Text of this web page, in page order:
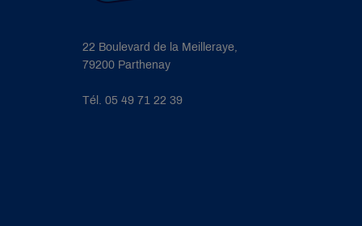
22 Boulevard de la Meilleraye,
79200 Parthenay
Tél. 05 49 71 22 39